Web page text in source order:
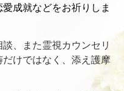
成就などをお祈りしま
、また霊視カウンセリ
けではなく、添え護摩